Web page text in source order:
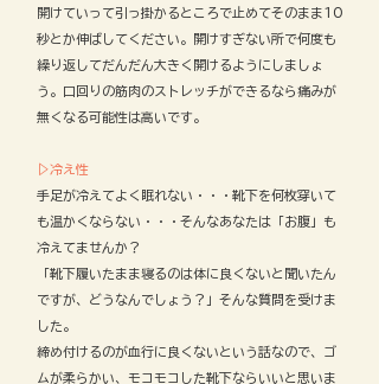
開けていって引っ掛かるところで止めてそのまま10
秒とか伸ばしてください。開けすぎない所で何度も
繰り返してだんだん大きく開けるようにしましょ
う。 口回りの筋肉のストレッチができるなら痛みが
無くなる可能性は高いです。​
▷冷え性
手足が冷えてよく眠れない・・・靴下を何枚穿いて
も温かくならない・・・そんなあなたは「お腹」も
冷えてませんか？
「靴下履いたまま寝るのは体に良くないと聞いたん
ですが、どうなんでしょう？」そんな質問を受けま
した。
締め付けるのが血行に良くないという話なので、ゴ
ムが柔らかい、モコモコした靴下ならいいと思いま